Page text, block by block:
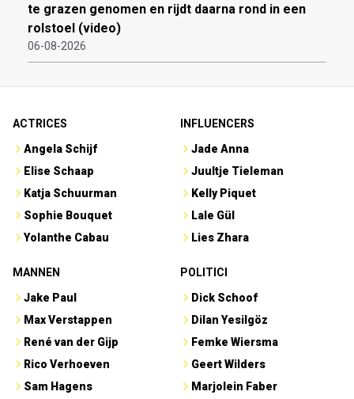
te grazen genomen en rijdt daarna rond in een
rolstoel (video)
06-08-2026
ACTRICES
Angela Schijf
Elise Schaap
Katja Schuurman
Sophie Bouquet
Yolanthe Cabau
INFLUENCERS
Jade Anna
Juultje Tieleman
Kelly Piquet
Lale Gül
Lies Zhara
MANNEN
Jake Paul
Max Verstappen
René van der Gijp
Rico Verhoeven
Sam Hagens
POLITICI
Dick Schoof
Dilan Yesilgöz
Femke Wiersma
Geert Wilders
Marjolein Faber